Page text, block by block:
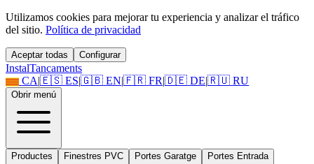
Utilizamos cookies para mejorar tu experiencia y analizar el tráfico
del sitio. Política de privacidad
Aceptar todas Configurar
InstalTancaments
CA|🇪🇸 ES|🇬🇧 EN|🇫🇷 FR|🇩🇪 DE|🇷🇺 RU
Obrir menú
Productes Finestres PVC Portes Garatge Portes Entrada